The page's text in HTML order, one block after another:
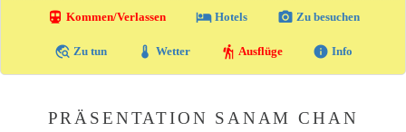
directions_transit Kommen/Verlassen local_hotelHotels photo_camera Zu besuchen
travel_explore Zu tun thermostat Wetter hiking Ausflüge info Info
PRÄSENTATION SANAM CHAN